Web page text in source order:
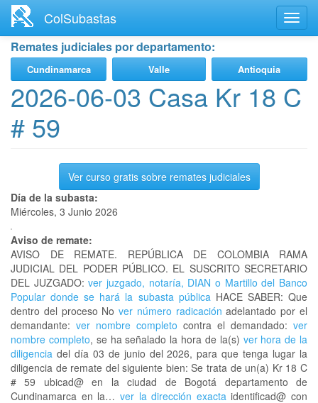
contenido
principal
ColSubastas
Remates judiciales por departamento:
Cundinamarca Valle Antioquia
2026-06-03 Casa Kr 18 C
# 59
Ver curso gratis sobre remates judiciales
Día de la subasta:
Miércoles, 3 Junio 2026
Aviso de remate:
AVISO DE REMATE. REPÚBLICA DE COLOMBIA RAMA
JUDICIAL DEL PODER PÚBLICO. EL SUSCRITO SECRETARIO
DEL JUZGADO: ver juzgado, notaría, DIAN o Martillo del Banco
Popular donde se hará la subasta públicaHACE SABER: Que
dentro del proceso Nover número radicación adelantado por el
demandante: ver nombre completo contra el demandado: ver
nombre completo, se ha señalado la hora de la(s) ver hora de la
diligencia del día 03 de junio del 2026, para que tenga lugar la
diligencia de remate del siguiente bien: Se trata de un(a) Kr 18 C
# 59 ubicad@ en la ciudad de Bogotá departamento de
Cundinamarca en la… ver la dirección exactaidentificad@ con